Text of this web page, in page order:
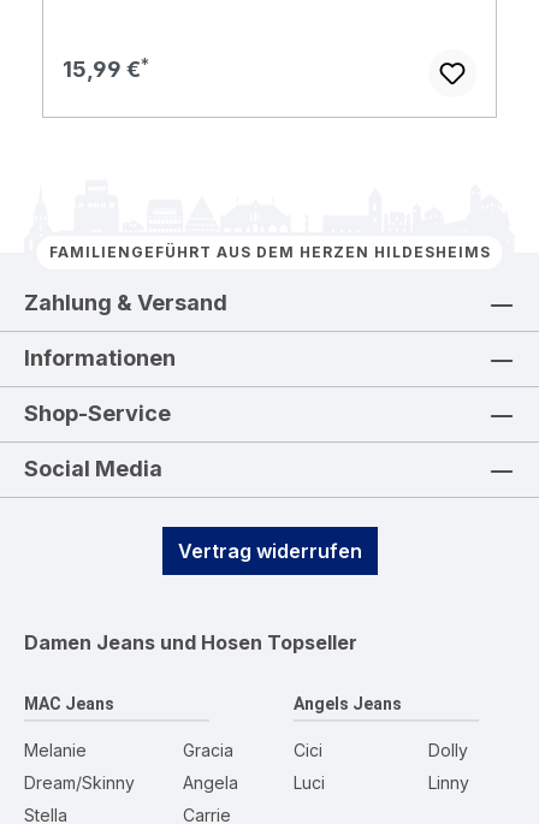
Regulärer Preis:
15,99 €
FAMILIENGEFÜHRT AUS DEM HERZEN HILDESHEIMS
Zahlung & Versand
Informationen
Shop-Service
Social Media
Vertrag widerrufen
Damen Jeans und Hosen Topseller
MAC Jeans
Melanie
Dream/Skinny
Stella
Gracia
Angela
Carrie
Angels Jeans
Cici
Luci
Dolly
Linny